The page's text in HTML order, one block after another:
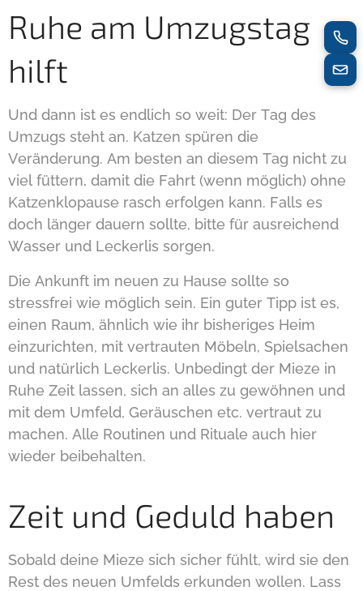
Ruhe am Umzugstag
hilft
Und dann ist es endlich so weit: Der Tag des
Umzugs steht an. Katzen spüren die
Veränderung. Am besten an diesem Tag nicht zu
viel füttern, damit die Fahrt (wenn möglich) ohne
Katzenklopause rasch erfolgen kann. Falls es
doch länger dauern sollte, bitte für ausreichend
Wasser und Leckerlis sorgen.
Die Ankunft im neuen zu Hause sollte so
stressfrei wie möglich sein. Ein guter Tipp ist es,
einen Raum, ähnlich wie ihr bisheriges Heim
einzurichten, mit vertrauten Möbeln, Spielsachen
und natürlich Leckerlis. Unbedingt der Mieze in
Ruhe Zeit lassen, sich an alles zu gewöhnen und
mit dem Umfeld, Geräuschen etc. vertraut zu
machen. Alle Routinen und Rituale auch hier
wieder beibehalten.
Zeit und Geduld haben
Sobald deine Mieze sich sicher fühlt, wird sie den
Rest des neuen Umfelds erkunden wollen. Lass